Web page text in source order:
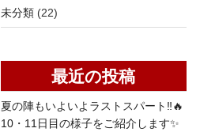
未分類(22)
最近の投稿
夏の陣もいよいよラストスパート‼🔥
10・11日目の様子をご紹介します✨